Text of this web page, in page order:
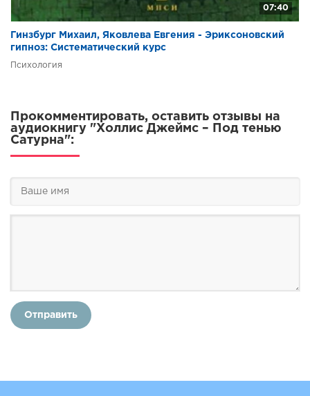
07:40
Гинзбург Михаил, Яковлева Евгения - Эриксоновский
гипноз: Систематический курс
Психология
Прокомментировать, оставить отзывы на
аудиокнигу "Холлис Джеймс – Под тенью
Сатурна":
Отправить